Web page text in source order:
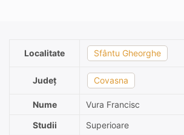
Localitate Sfântu Gheorghe
Județ Covasna
Nume
Vura Francisc
Studii
Superioare